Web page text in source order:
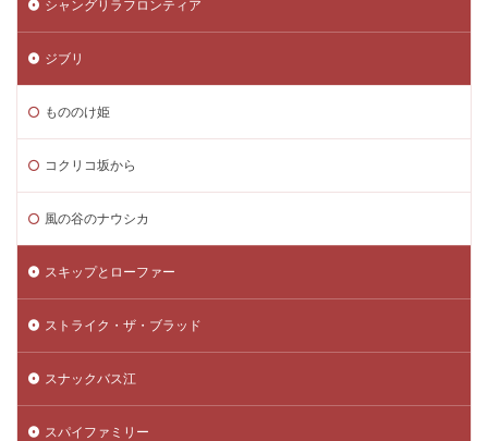
シャングリラフロンティア
ジブリ
もののけ姫
コクリコ坂から
風の谷のナウシカ
スキップとローファー
ストライク・ザ・ブラッド
スナックバス江
スパイファミリー